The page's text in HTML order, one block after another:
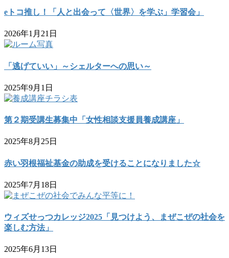
eトコ推し！「人と出会って〈世界〉を学ぶ」学習会」
2026年1月21日
「逃げていい」～シェルターへの思い～
2025年9月1日
第２期受講生募集中「女性相談支援員養成講座」
2025年8月25日
赤い羽根福祉基金の助成を受けることになりました☆
2025年7月18日
ウィズせっつカレッジ2025「見つけよう、まぜこぜの社会を
楽しむ方法」
2025年6月13日